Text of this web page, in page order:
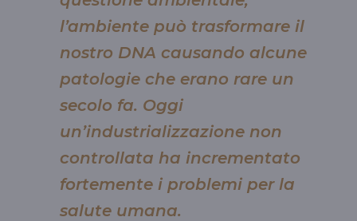
l’ambiente può trasformare il
nostro DNA causando alcune
patologie che erano rare un
secolo fa. Oggi
un’industrializzazione non
controllata ha incrementato
fortemente i problemi per la
salute umana.